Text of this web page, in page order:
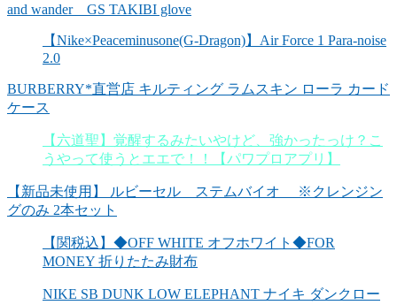
and wander GS TAKIBI glove
【Nike×Peaceminusone(G-Dragon)】Air Force 1 Para-noise
2.0
BURBERRY*直営店 キルティング ラムスキン ローラ カード
ケース
【六道聖】覚醒するみたいやけど、強かったっけ？こ
うやって使うとエエで！！【パワプロアプリ】
【新品未使用】 ルビーセル ステムバイオ ※クレンジン
グのみ 2本セット
【関税込】◆OFF WHITE オフホワイト◆FOR
MONEY 折りたたみ財布
NIKE SB DUNK LOW ELEPHANT ナイキ ダンクロー